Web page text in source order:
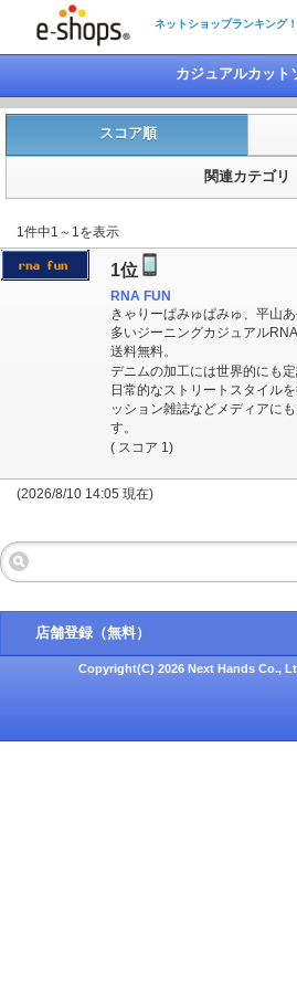
ネットショップランキング！
カジュアルカット
スコア順
関連カテゴリ
1件中1～1を表示
1位
RNA FUN
きゃりーぱみゅぱみゅ、平山
多いジーニングカジュアル
送料無料。
デニムの加工には世界的にも
日常的なストリートスタイル
ッション雑誌などメディアに
す。
( スコア 1)
(2026/8/10 14:05 現在)
店舗登録（無料）
Copyright(C) 2026 Next Hands Co.,